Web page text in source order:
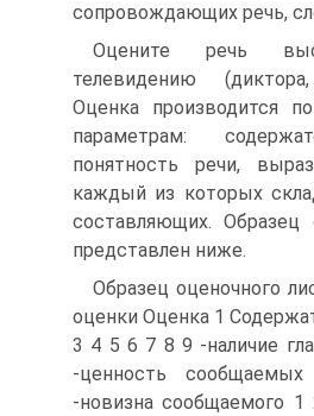
сопровождающих речь,
Оцените речь
телевидению
Оценка производится
параметрам:
понятность речи,
каждый из которых
составляющих. Образец
представлен ниже.
Образец оценочного
оценки Оценка 1
3 4 5 6 7 8 9 -наличие
-ценность
-новизна сообщаемого